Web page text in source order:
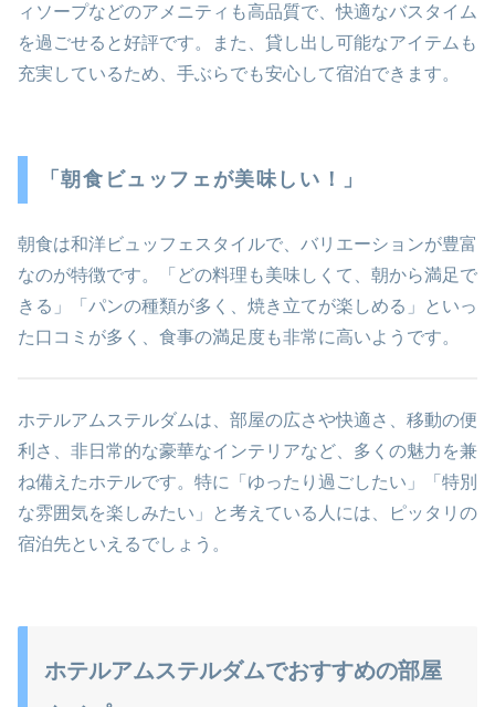
ィソープなどのアメニティも高品質で、快適なバスタイム
を過ごせると好評です。また、貸し出し可能なアイテムも
充実しているため、手ぶらでも安心して宿泊できます。
「朝食ビュッフェが美味しい！」
朝食は和洋ビュッフェスタイルで、バリエーションが豊富
なのが特徴です。「どの料理も美味しくて、朝から満足で
きる」「パンの種類が多く、焼き立てが楽しめる」といっ
た口コミが多く、食事の満足度も非常に高いようです。
ホテルアムステルダムは、部屋の広さや快適さ、移動の便
利さ、非日常的な豪華なインテリアなど、多くの魅力を兼
ね備えたホテルです。特に「ゆったり過ごしたい」「特別
な雰囲気を楽しみたい」と考えている人には、ピッタリの
宿泊先といえるでしょう。
ホテルアムステルダムでおすすめの部屋